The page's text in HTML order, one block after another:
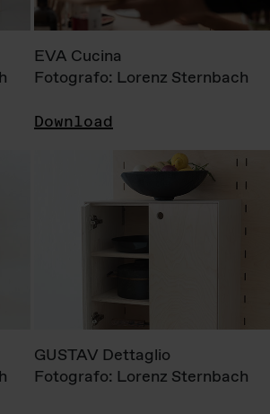
EVA Cucina
Fotografo: Lorenz Sternbach
Download
GUSTAV Dettaglio
Fotografo: Lorenz Sternbach